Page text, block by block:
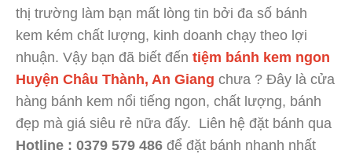
thị trường làm bạn mất lòng tin bởi đa số bánh
kem kém chất lượng, kinh doanh chạy theo lợi
nhuận. Vậy bạn đã biết đến tiệm bánh kem ngon
Huyện Châu Thành, An Giang chưa ? Đây là cửa
hàng bánh kem nổi tiếng ngon, chất lượng, bánh
đẹp mà giá siêu rẻ nữa đấy. Liên hệ đặt bánh qua
Hotline : 0379 579 486 để đặt bánh nhanh nhất